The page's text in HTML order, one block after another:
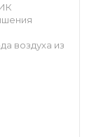
воздуха из